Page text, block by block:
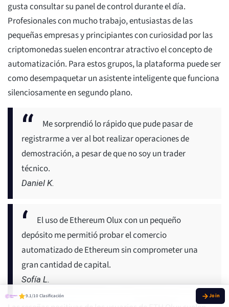
gusta consultar su panel de control durante el día.
Profesionales con mucho trabajo, entusiastas de las
pequeñas empresas y principiantes con curiosidad por las
criptomonedas suelen encontrar atractivo el concepto de
automatización. Para estos grupos, la plataforma puede ser
como desempaquetar un asistente inteligente que funciona
silenciosamente en segundo plano.
Me sorprendió lo rápido que pude pasar de
registrarme a ver al bot realizar operaciones de
demostración, a pesar de que no soy un trader
técnico.
Daniel K.
El uso de Ethereum Olux con un pequeño
depósito me permitió probar el comercio
automatizado de Ethereum sin comprometer una
gran cantidad de capital.
Sofía L.
9.1/10 Clasificación